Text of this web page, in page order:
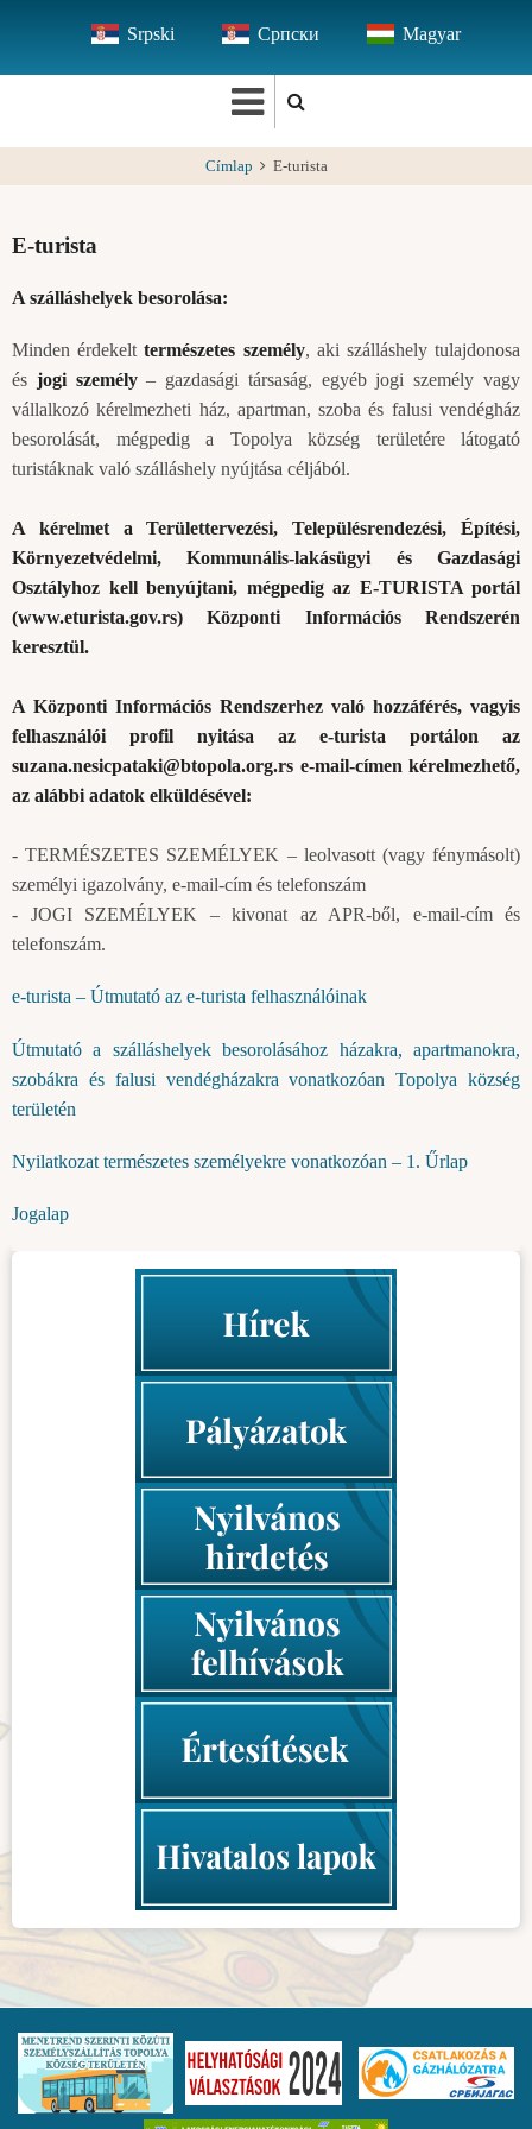
tartalomra
Srpski Српски Magyar
Címlap E-turista
E-turista
A szálláshelyek besorolása:
Minden érdekelttermészetes személy, aki szálláshely tulajdonosa
és jogi személy– gazdasági társaság, egyéb jogi személy vagy
vállalkozó kérelmezheti ház, apartman, szoba és falusi vendégház
besorolását, mégpedig a Topolya község területére látogató
turistáknak való szálláshely nyújtása céljából.
A kérelmet a Területtervezési, Településrendezési, Építési,
Környezetvédelmi, Kommunális-lakásügyi és Gazdasági
Osztályhoz kell benyújtani, mégpedig az E-TURISTA portál
(www.eturista.gov.rs) Központi Információs Rendszerén
keresztül.
A Központi Információs Rendszerhez való hozzáférés, vagyis
felhasználói profil nyitása az e-turista portálon az
suzana.nesicpataki@btopola.org.rs e-mail-címen kérelmezhető,
az alábbi adatok elküldésével:
- TERMÉSZETES SZEMÉLYEK – leolvasott (vagy fénymásolt)
személyi igazolvány, e-mail-cím és telefonszám
- JOGI SZEMÉLYEK – kivonat az APR-ből, e-mail-cím és
telefonszám.
e-turista – Útmutató az e-turista felhasználóinak
Útmutató a szálláshelyek besorolásához házakra, apartmanokra,
szobákra és falusi vendégházakra vonatkozóan Topolya község
területén
Nyilatkozat természetes személyekre vonatkozóan – 1. Űrlap
Jogalap